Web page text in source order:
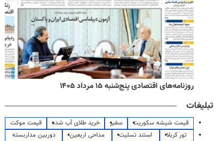
روزنامه‌های اقتصادی پنج‌شنبه ۱۵ مرداد ۱۴۰۵
تبلیغات
قیمت شیشه سکوریت سفیر خرید طلای آب شده
قیمت موکت
تور کربلا
استند تسلیت مداحی اربعین
دوربین مداربسته